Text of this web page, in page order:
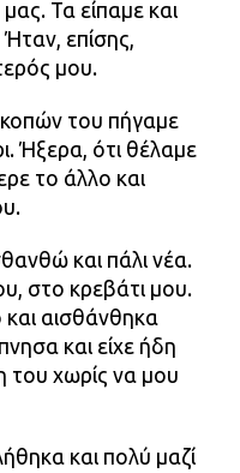
Τα είπαμε και
επίσης,
μου.
του πήγαμε
Ήξερα, ότι θέλαμε
το άλλο και
και πάλι νέα.
στο κρεβάτι μου.
και αισθάνθηκα
και είχε ήδη
του χωρίς να μου
και πολύ μαζί